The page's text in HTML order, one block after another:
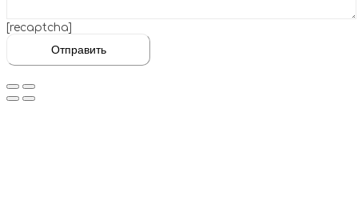
[recaptcha]